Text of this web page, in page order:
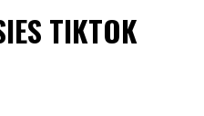
TIKTOK